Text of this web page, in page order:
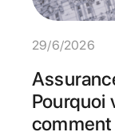
29/6/2026
Pourquoi
comment